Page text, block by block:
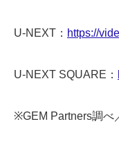
U-NEXT： https://
U-NEXT SQUARE：
※GEM Partners調べ